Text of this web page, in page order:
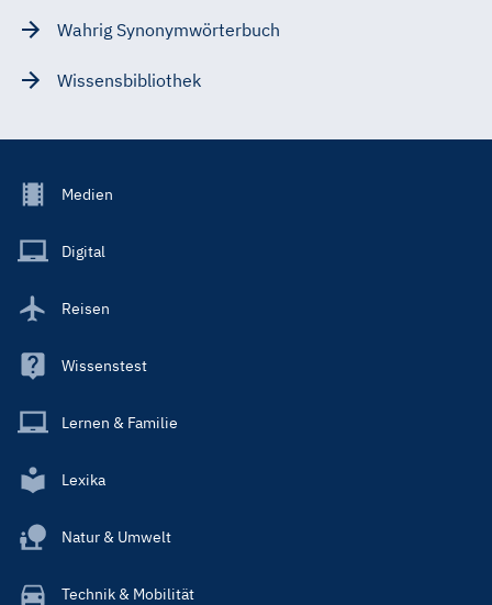
Wahrig Synonymwörterbuch
Wissensbibliothek
Footer
Main
Medien
Digital
Reisen
Wissenstest
Lernen & Familie
Lexika
Natur & Umwelt
Technik & Mobilität